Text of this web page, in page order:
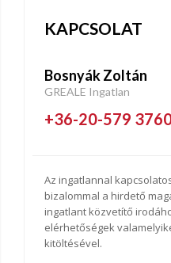
KAPCSOLAT
Bosnyák Zoltán
GREALE Ingatlan
+36-20-579
Az ingatlannal
bizalommal a hirdető
ingatlant közvetítő
elérhetőségek
kitöltésével.